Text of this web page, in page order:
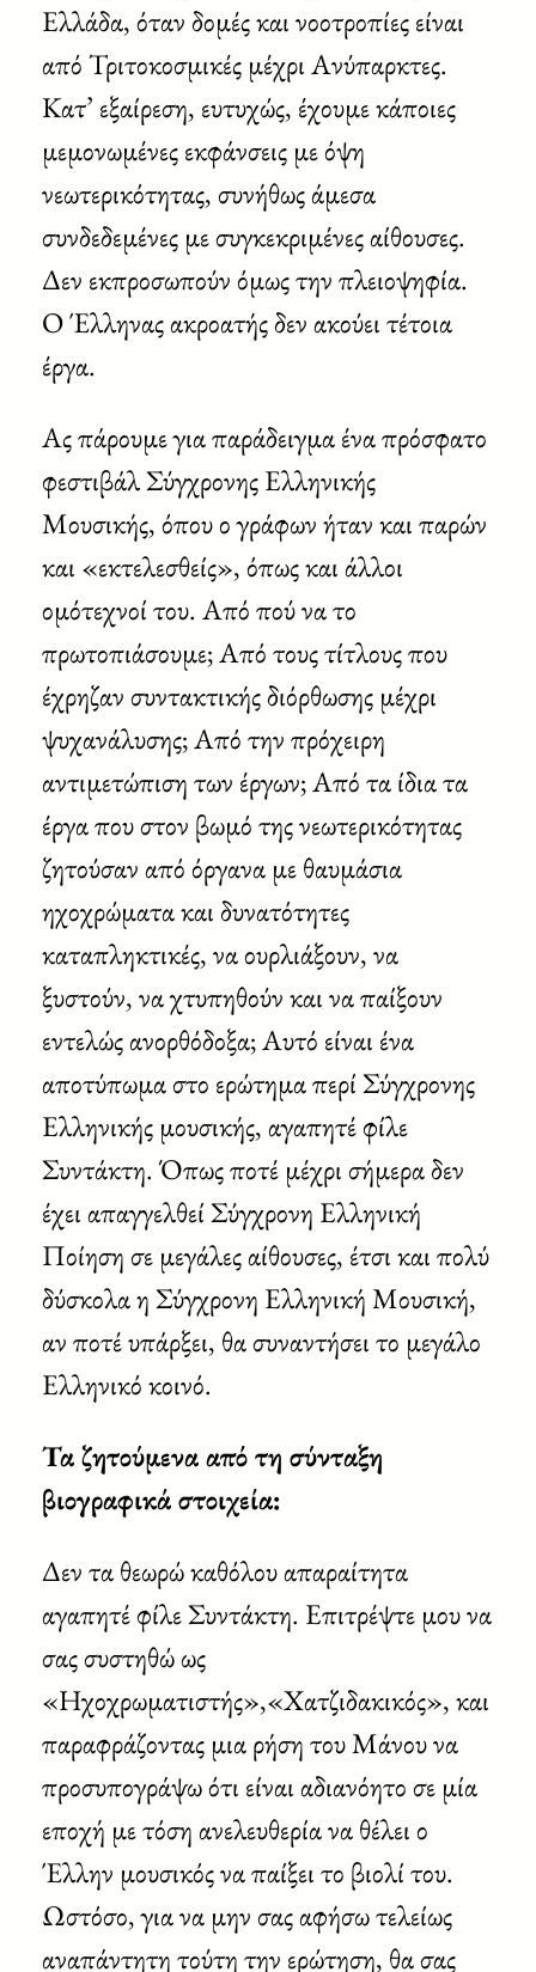
Ελλάδα, όταν δομές και νοοτροπίες είναι
από Τριτοκοσμικές μέχρι Ανύπαρκτες.
Κατ’ εξαίρεση, ευτυχώς, έχουμε κάποιες
μεμονωμένες εκφάνσεις με όψη
νεωτερικότητας, συνήθως άμεσα
συνδεδεμένες με συγκεκριμένες αίθουσες.
Δεν εκπροσωπούν όμως την πλειοψηφία.
Ο Έλληνας ακροατής δεν ακούει τέτοια
έργα.
Ας πάρουμε για παράδειγμα ένα πρόσφατο
φεστιβάλ Σύγχρονης Ελληνικής
Μουσικής, όπου ο γράφων ήταν και παρών
και «εκτελεσθείς», όπως και άλλοι
ομότεχνοί του. Από πού να το
πρωτοπιάσουμε; Από τους τίτλους που
έχρηζαν συντακτικής διόρθωσης μέχρι
ψυχανάλυσης; Από την πρόχειρη
αντιμετώπιση των έργων; Από τα ίδια τα
έργα που στον βωμό της νεωτερικότητας
ζητούσαν από όργανα με θαυμάσια
ηχοχρώματα και δυνατότητες
καταπληκτικές, να ουρλιάξουν, να
ξυστούν, να χτυπηθούν και να παίξουν
εντελώς ανορθόδοξα; Αυτό είναι ένα
αποτύπωμα στο ερώτημα περί Σύγχρονης
Ελληνικής μουσικής, αγαπητέ φίλε
Συντάκτη. Όπως ποτέ μέχρι σήμερα δεν
έχει απαγγελθεί Σύγχρονη Ελληνική
Ποίηση σε μεγάλες αίθουσες, έτσι και πολύ
δύσκολα η Σύγχρονη Ελληνική Μουσική,
αν ποτέ υπάρξει, θα συναντήσει το μεγάλο
Ελληνικό κοινό.
Τα ζητούμενα από τη σύνταξη
βιογραφικά στοιχεία:
Δεν τα θεωρώ καθόλου απαραίτητα
αγαπητέ φίλε Συντάκτη. Επιτρέψτε μου να
σας συστηθώ ως
«Ηχοχρωματιστής»,«Χατζιδακικός», και
παραφράζοντας μια ρήση του Μάνου να
προσυπογράψω ότι είναι αδιανόητο σε μία
εποχή με τόση ανελευθερία να θέλει ο
Έλλην μουσικός να παίξει το βιολί του.
Ωστόσο, για να μην σας αφήσω τελείως
αναπάντητη τούτη την ερώτηση, θα σας